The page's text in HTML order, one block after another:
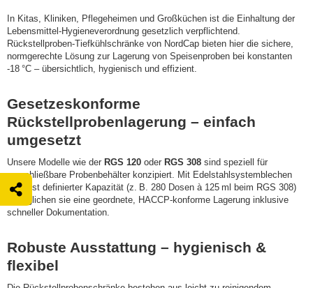
In Kitas, Kliniken, Pflegeheimen und Großküchen ist die Einhaltung der
Lebensmittel-Hygieneverordnung gesetzlich verpflichtend.
Rückstellproben-Tiefkühlschränke von NordCap bieten hier die sichere,
normgerechte Lösung zur Lagerung von Speisenproben bei konstanten
-18 °C – übersichtlich, hygienisch und effizient.
Gesetzeskonforme
Rückstellprobenlagerung – einfach
umgesetzt
Unsere Modelle wie der RGS 120 oder RGS 308 sind speziell für
verschließbare Probenbehälter konzipiert. Mit Edelstahlsystemblechen
und fest definierter Kapazität (z. B. 280 Dosen à 125 ml beim RGS 308)
ermöglichen sie eine geordnete, HACCP-konforme Lagerung inklusive
schneller Dokumentation.
Robuste Ausstattung – hygienisch &
flexibel